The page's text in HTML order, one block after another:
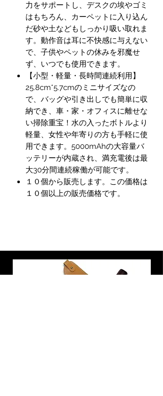
力をサポートし、デスクの埃やゴミ
はもちろん、カーペットに入り込ん
だ砂や土などもしっかり吸い取れま
す。動作音は耳に不快感に与えない
で、子供やペットの休みを邪魔せ
ず、いつでも使用できます。
【小型・軽量・長時間連続利用】
25.8cm*5.7cmのミニサイズなの
で、バッグや引き出しでも簡単に収
納でき、車・家・オフィスに離せな
い掃除重宝！水の入ったボトルより
軽量、女性や年寄りの方も手軽に使
用できます。5000mAhの大容量バ
ッテリーが内蔵され、満充電後は最
大30分間連続稼働が可能です。
１０個から販売します。この価格は
１０個以上の販売価格です。